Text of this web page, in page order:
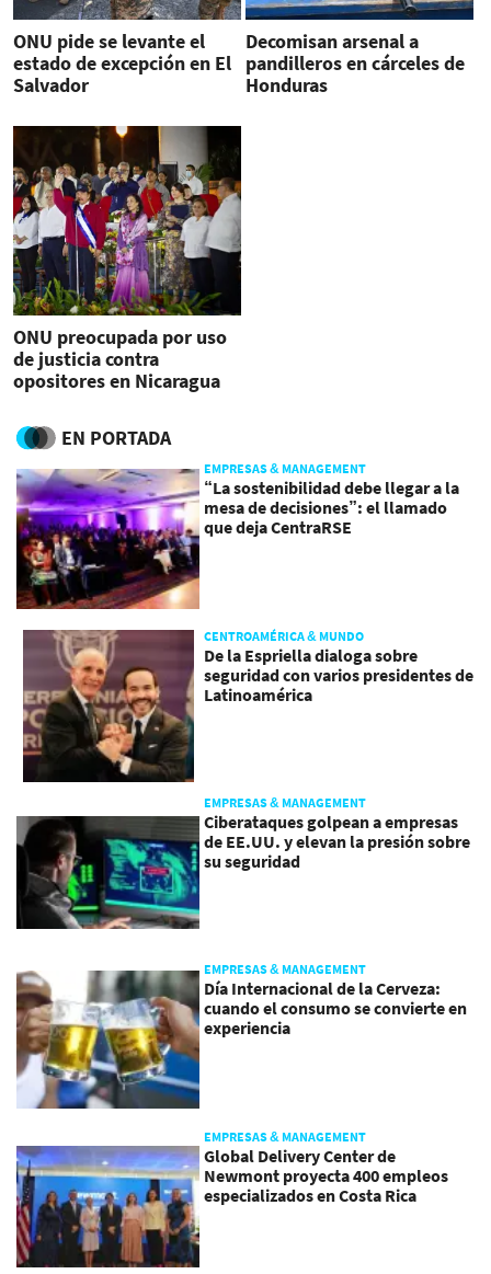
ONU pide se levante el
estado de excepción en El
Salvador
Decomisan arsenal a
pandilleros en cárceles de
Honduras
ONU preocupada por uso
de justicia contra
opositores en Nicaragua
EN PORTADA
EMPRESAS & MANAGEMENT
“La sostenibilidad debe llegar a la
mesa de decisiones”: el llamado
que deja CentraRSE
CENTROAMÉRICA & MUNDO
De la Espriella dialoga sobre
seguridad con varios presidentes de
Latinoamérica
EMPRESAS & MANAGEMENT
Ciberataques golpean a empresas
de EE.UU. y elevan la presión sobre
su seguridad
EMPRESAS & MANAGEMENT
Día Internacional de la Cerveza:
cuando el consumo se convierte en
experiencia
EMPRESAS & MANAGEMENT
Global Delivery Center de
Newmont proyecta 400 empleos
especializados en Costa Rica